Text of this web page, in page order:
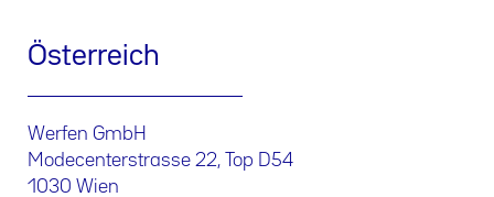
Österreich
Werfen GmbH
Modecenterstrasse 22, Top D54
1030 Wien